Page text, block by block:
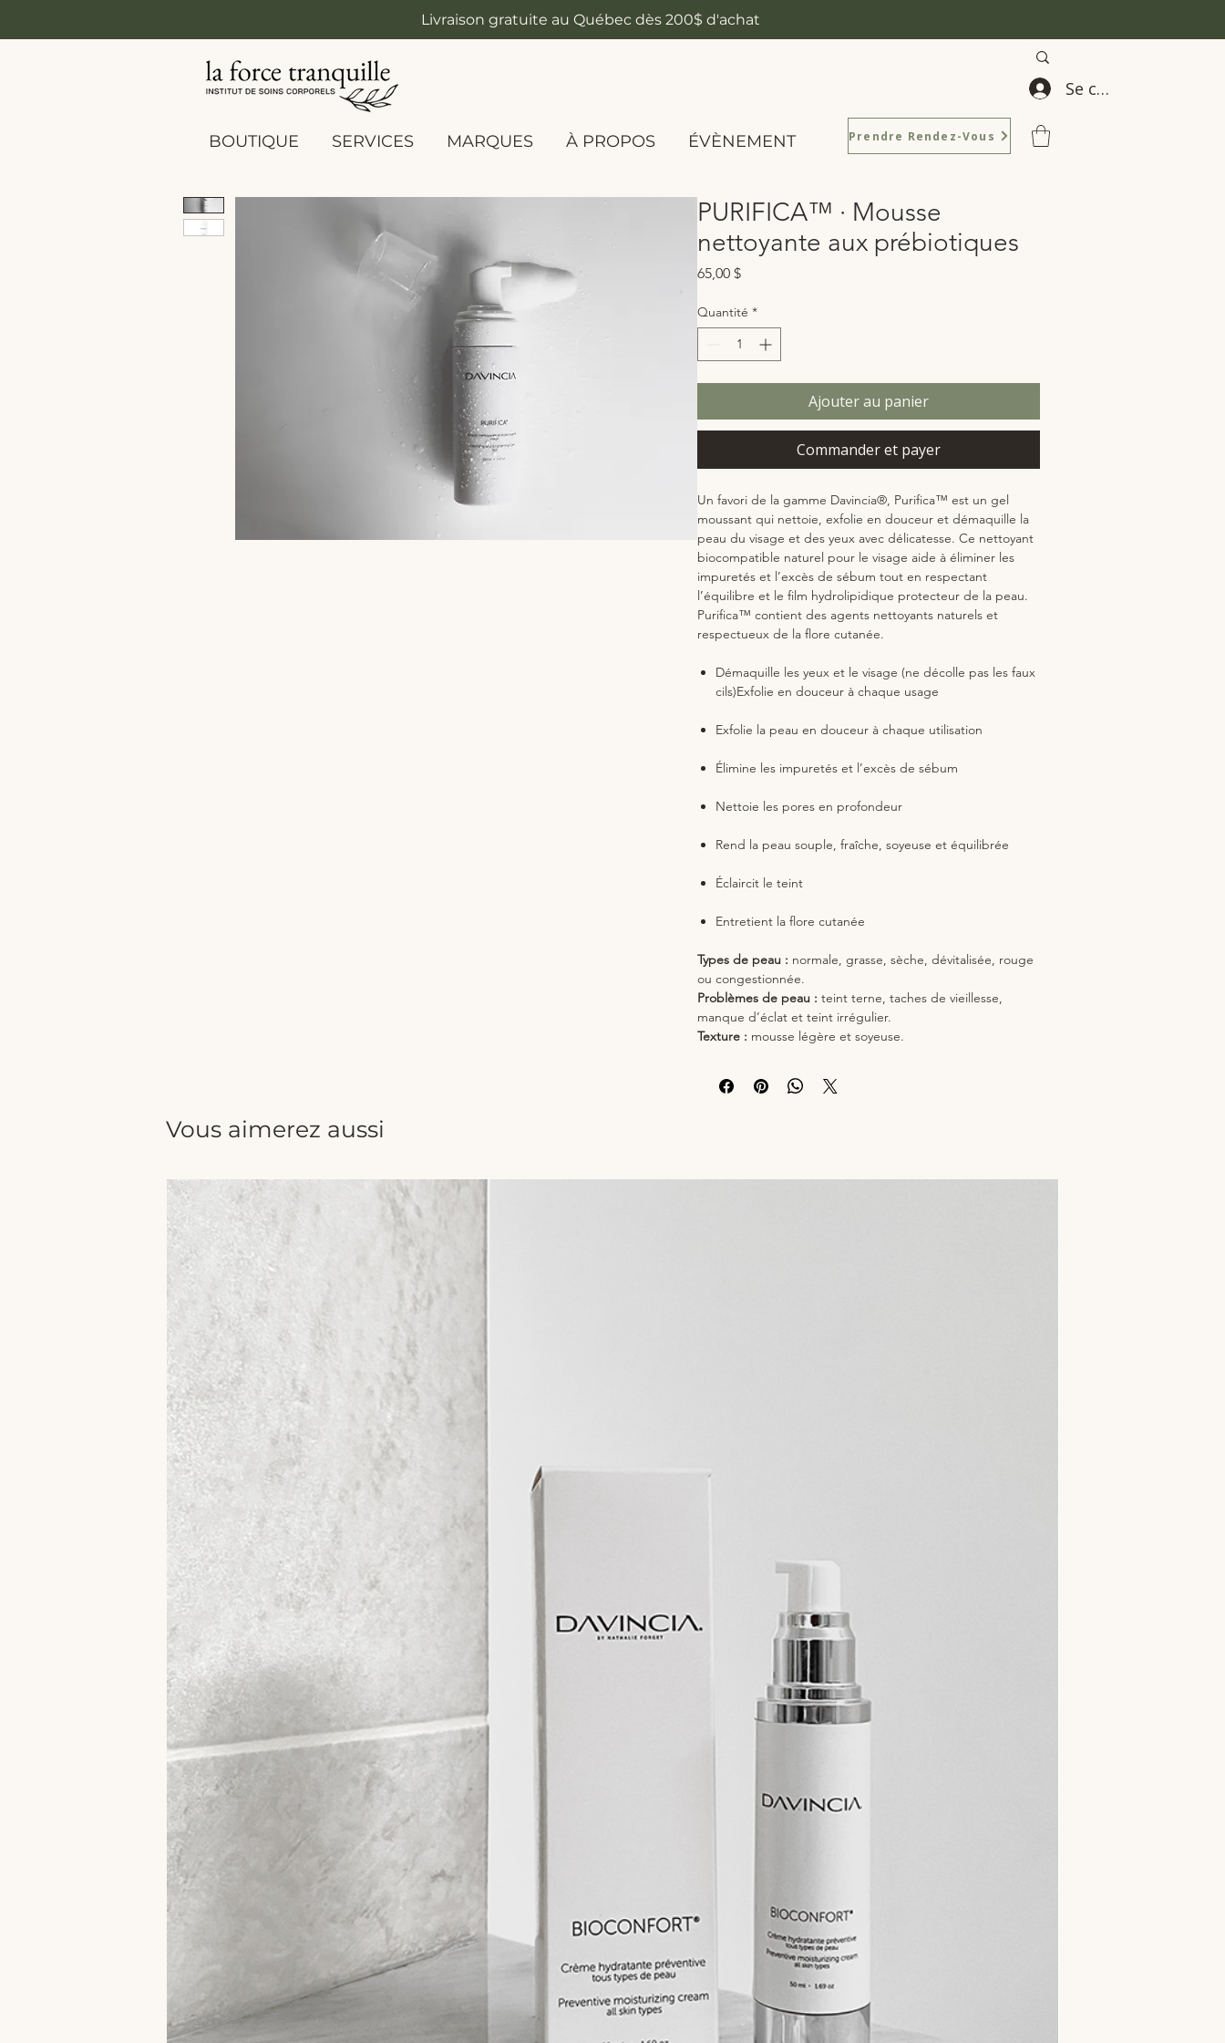
Livraison gratuite au Québec dès 200$ d'achat
BOUTIQUE SERVICES MARQUES À PROPOS ÉVÈNEMENT
Se connecter
Prendre Rendez-Vous
PURIFICA™ · Mousse
nettoyante aux prébiotiques
65,00 $Prix
Quantité *
Ajouter au panier
Commander et payer
Un favori de la gamme Davincia®, Purifica™ est un gel
moussant qui nettoie, exfolie en douceur et démaquille la
peau du visage et des yeux avec délicatesse. Ce nettoyant
biocompatible naturel pour le visage aide à éliminer les
impuretés et l’excès de sébum tout en respectant
l’équilibre et le film hydrolipidique protecteur de la peau.
Purifica™ contient des agents nettoyants naturels et
respectueux de la flore cutanée.
Démaquille les yeux et le visage (ne décolle pas les faux
cils)Exfolie en douceur à chaque usage
Exfolie la peau en douceur à chaque utilisation
Élimine les impuretés et l’excès de sébum
Nettoie les pores en profondeur
Rend la peau souple, fraîche, soyeuse et équilibrée
Éclaircit le teint
Entretient la flore cutanée
Types de peau : normale, grasse, sèche, dévitalisée, rouge
ou congestionnée.
Problèmes de peau : teint terne, taches de vieillesse,
manque d’éclat et teint irrégulier.
Texture : mousse légère et soyeuse.
Vous aimerez aussi